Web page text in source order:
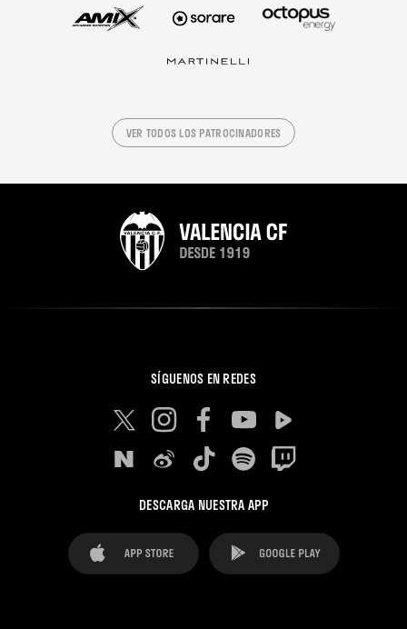
VER TODOS LOS PATROCINADORES
SÍGUENOS EN REDES
DESCARGA NUESTRA APP